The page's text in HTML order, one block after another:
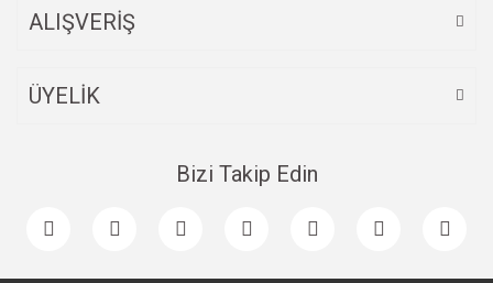
ALIŞVERİŞ
ÜYELİK
Bizi Takip Edin